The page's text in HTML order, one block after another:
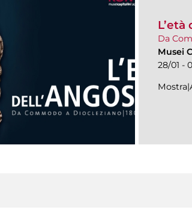
L’età
Da
Musei
28/01 -